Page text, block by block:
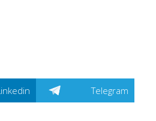
Telegram